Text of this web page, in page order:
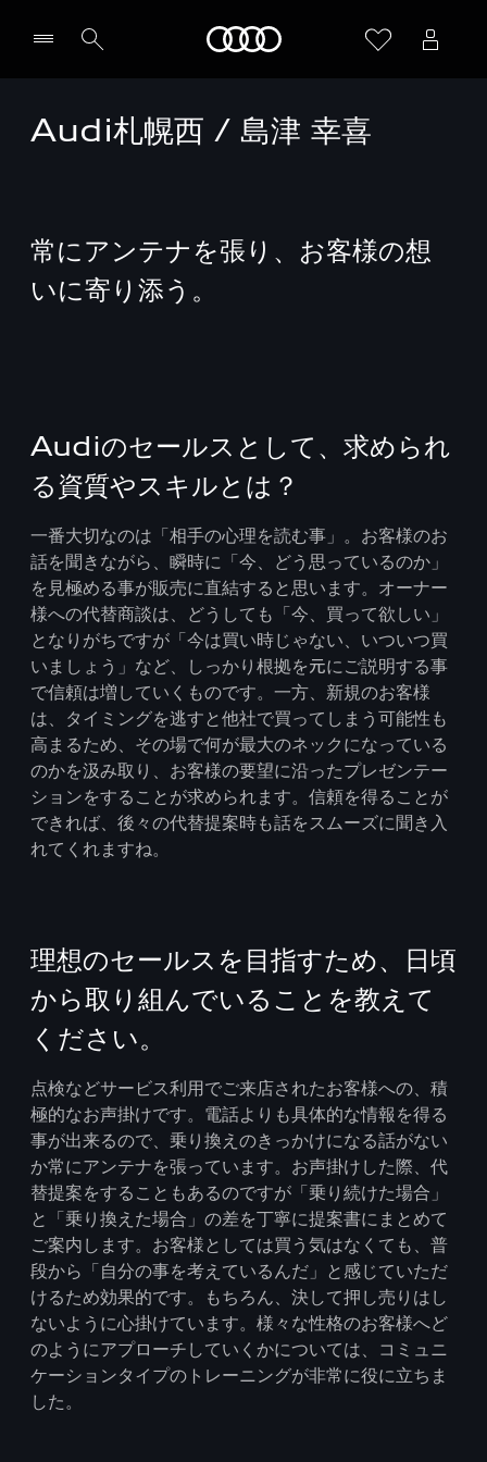
Audi札幌西 / 島津 幸喜
常にアンテナを張り、お客様の想
いに寄り添う。
Audiのセールスとして、求められ
る資質やスキルとは？
一番大切なのは「相手の心理を読む事」。お客様のお
話を聞きながら、瞬時に「今、どう思っているのか」
を見極める事が販売に直結すると思います。オーナー
様への代替商談は、どうしても「今、買って欲しい」
となりがちですが「今は買い時じゃない、いついつ買
いましょう」など、しっかり根拠を元にご説明する事
で信頼は増していくものです。一方、新規のお客様
は、タイミングを逃すと他社で買ってしまう可能性も
高まるため、その場で何が最大のネックになっている
のかを汲み取り、お客様の要望に沿ったプレゼンテー
ションをすることが求められます。信頼を得ることが
できれば、後々の代替提案時も話をスムーズに聞き入
れてくれますね。
理想のセールスを目指すため、日頃
から取り組んでいることを教えて
ください。
点検などサービス利用でご来店されたお客様への、積
極的なお声掛けです。電話よりも具体的な情報を得る
事が出来るので、乗り換えのきっかけになる話がない
か常にアンテナを張っています。お声掛けした際、代
替提案をすることもあるのですが「乗り続けた場合」
と「乗り換えた場合」の差を丁寧に提案書にまとめて
ご案内します。お客様としては買う気はなくても、普
段から「自分の事を考えているんだ」と感じていただ
けるため効果的です。もちろん、決して押し売りはし
ないように心掛けています。様々な性格のお客様へど
のようにアプローチしていくかについては、コミュニ
ケーションタイプのトレーニングが非常に役に立ちま
した。